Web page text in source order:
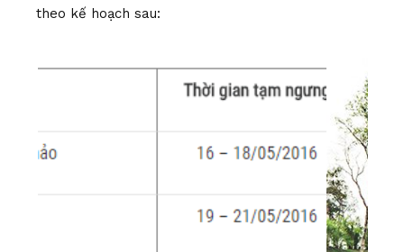
theo kế hoạch sau: